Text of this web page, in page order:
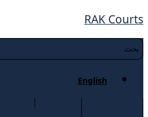
RAK Courts
English